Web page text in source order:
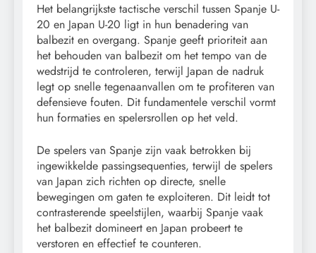
Het belangrijkste tactische verschil tussen Spanje U-
20 en Japan U-20 ligt in hun benadering van
balbezit en overgang. Spanje geeft prioriteit aan
het behouden van balbezit om het tempo van de
wedstrijd te controleren, terwijl Japan de nadruk
legt op snelle tegenaanvallen om te profiteren van
defensieve fouten. Dit fundamentele verschil vormt
hun formaties en spelersrollen op het veld.
De spelers van Spanje zijn vaak betrokken bij
ingewikkelde passingsequenties, terwijl de spelers
van Japan zich richten op directe, snelle
bewegingen om gaten te exploiteren. Dit leidt tot
contrasterende speelstijlen, waarbij Spanje vaak
het balbezit domineert en Japan probeert te
verstoren en effectief te counteren.